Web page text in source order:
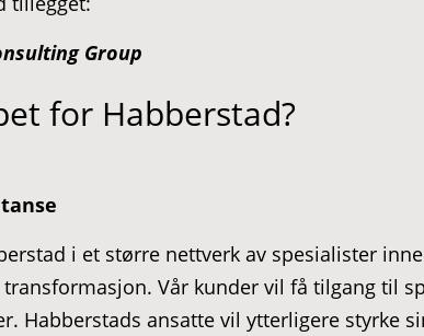
Group
for Habberstad?
i et større nettverk av spesialister
Vår kunder vil få tilgang til
Habberstads ansatte vil ytterligere styrke